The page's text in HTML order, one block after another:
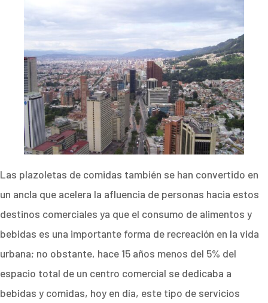
Las plazoletas de comidas también se han convertido en
un ancla que acelera la afluencia de personas hacia estos
destinos comerciales ya que el consumo de alimentos y
bebidas es una importante forma de recreación en la vida
urbana; no obstante, hace 15 años menos del 5% del
espacio total de un centro comercial se dedicaba a
bebidas y comidas, hoy en día, este tipo de servicios